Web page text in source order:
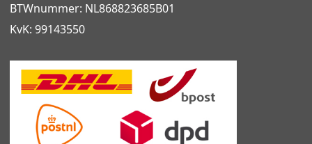
BTWnummer: NL868823685B01
KvK: 99143550